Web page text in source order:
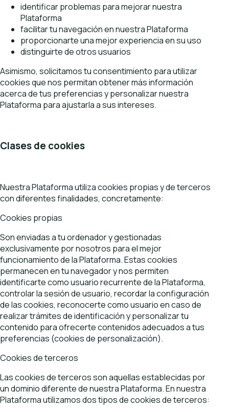
identificar problemas para mejorar nuestra
Plataforma
facilitar tu navegación en nuestra Plataforma
proporcionarte una mejor experiencia en su uso
distinguirte de otros usuarios
Asimismo, solicitamos tu consentimiento para utilizar
cookies que nos permitan obtener más información
acerca de tus preferencias y personalizar nuestra
Plataforma para ajustarla a sus intereses.
Clases de cookies
Nuestra Plataforma utiliza cookies propias y de terceros
con diferentes finalidades, concretamente:
Cookies propias
Son enviadas a tu ordenador y gestionadas
exclusivamente por nosotros para el mejor
funcionamiento de la Plataforma. Estas cookies
permanecen en tu navegador y nos permiten
identificarte como usuario recurrente de la Plataforma,
controlar la sesión de usuario, recordar la configuración
de las cookies, reconocerte como usuario en caso de
realizar trámites de identificación y personalizar tu
contenido para ofrecerte contenidos adecuados a tus
preferencias (cookies de personalización).
Cookies de terceros
Las cookies de terceros son aquellas establecidas por
un dominio diferente de nuestra Plataforma. En nuestra
Plataforma utilizamos dos tipos de cookies de terceros: